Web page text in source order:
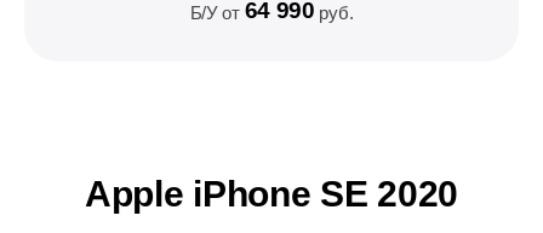
Б/У от 64 990 руб.
Apple iPhone SE 2020